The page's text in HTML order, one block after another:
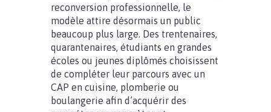
reconversion professionnelle, le
modèle attire désormais un public
beaucoup plus large. Des trentenaires,
quarantenaires, étudiants en grandes
écoles ou jeunes diplômés choisissent
de compléter leur parcours avec un
CAP en cuisine, plomberie ou
boulangerie afin d’acquérir des